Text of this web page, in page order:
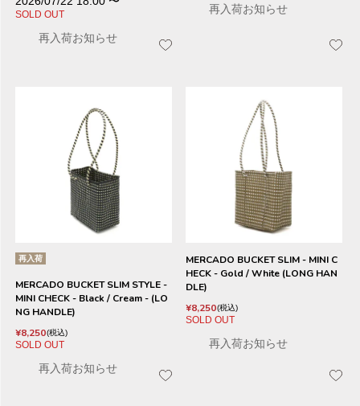
SOLD OUT
再入荷お知らせ
再入荷お知らせ
再入荷
MERCADO BUCKET SLIM STYLE -
MINI CHECK - Black / Cream - (LO
NG HANDLE)
¥8,250 税込
SOLD OUT
再入荷お知らせ
MERCADO BUCKET SLIM - MINI C
HECK - Gold / White (LONG HAN
DLE)
¥8,250 税込
SOLD OUT
再入荷お知らせ